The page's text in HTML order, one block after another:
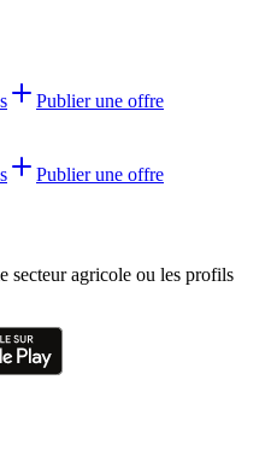
Publier une offre
Publier une offre
secteur agricole ou les profils